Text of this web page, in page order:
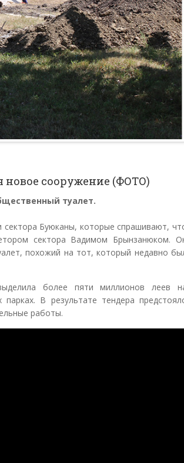
новое сооружение (ФОТО)
туалет.
сектора Буюканы, которые спрашивают,
сектора Вадимом Брынзанюком.
похожий на тот, который недавно
более пяти миллионов леев
В результате тендера
работы.